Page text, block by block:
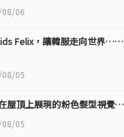
06
Felix，讓韓服走向世界
05
屋頂上展現的粉色髮型視覺
05